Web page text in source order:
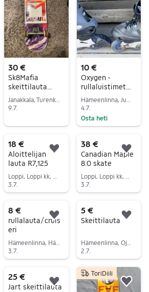
30 €
Sk8Mafia
skeittilauta
valkoinen
9.7.
10 €
Oxygen -
rullaluistimet
koko 46
4.7.
Osta heti
18 €
Aloittelijan
lauta R7,125
3.7.
Lisää suosikiksi.
38 €
Canadian Maple
8.0 skate
3.7.
8 €
rullalauta/cruis
eri
3.7.
Lisää suosikiksi.
5 €
Skeittilauta
2.7.
25 €
Jart skeittilautaLisää suosikiksi.
ToriDiili